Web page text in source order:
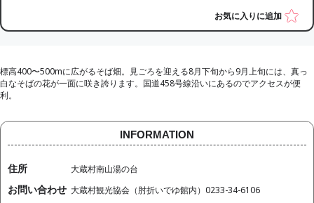
お気に入りに追加
標高400〜500mに広がるそば畑。見ごろを迎える8月下旬から9月上旬には、真っ
白なそばの花が一面に咲き誇ります。国道458号線沿いにあるのでアクセスが便
利。
INFORMATION
住所 大蔵村南山湯の台
お問い合わせ 大蔵村観光協会（肘折いでゆ館内）0233-34-6106